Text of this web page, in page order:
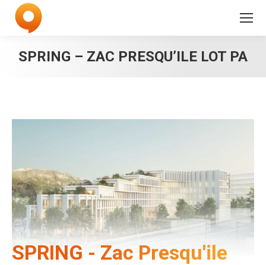
SPRING – ZAC PRESQU’ILE LOT PA
SPRING - Zac Presqu'ile